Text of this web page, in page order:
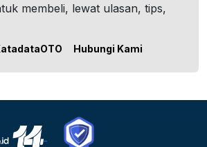
membeli, lewat ulasan, tips,
Hubungi Kami